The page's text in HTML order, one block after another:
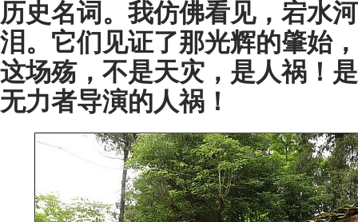
历史名词。我仿佛看见，宕水
泪。它们见证了那光辉的肇始
这场殇，不是天灾，是人祸！
无力者导演的人祸！